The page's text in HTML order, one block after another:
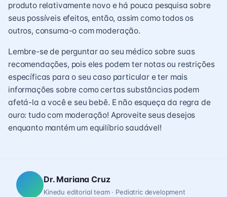
produto relativamente novo e há pouca pesquisa sobre
seus possíveis efeitos, então, assim como todos os
outros, consuma-o com moderação.
Lembre-se de perguntar ao seu médico sobre suas
recomendações, pois eles podem ter notas ou restrições
específicas para o seu caso particular e ter mais
informações sobre como certas substâncias podem
afetá-la a você e seu bebê. E não esqueça da regra de
ouro: tudo com moderação! Aproveite seus desejos
enquanto mantém um equilíbrio saudável!
Dr. Mariana Cruz
Kinedu editorial team · Pediatric development